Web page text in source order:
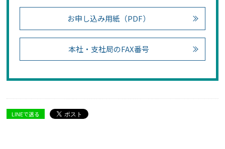
お申し込み用紙（PDF）
本社・支社局のFAX番号
LINEで送る